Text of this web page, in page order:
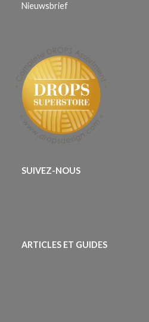
Nieuwsbrief
SUIVEZ-NOUS
ARTICLES ET GUIDES